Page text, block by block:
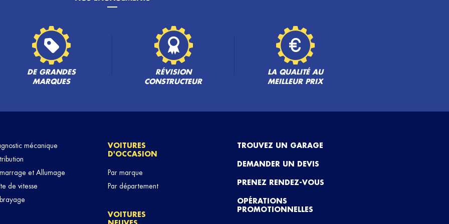
DE GRANDES
MARQUES
RÉVISION
CONSTRUCTEUR
LA QUALITÉ AU
MEILLEUR PRIX
mécanique
et Allumage
de vitesse
VOITURES
D'OCCASION
Par marque
Par département
VOITURES
TROUVEZ UN GARAGE
DEMANDER UN DEVIS
PRENEZ RENDEZ-VOUS
OPÉRATIONS
PROMOTIONNELLES